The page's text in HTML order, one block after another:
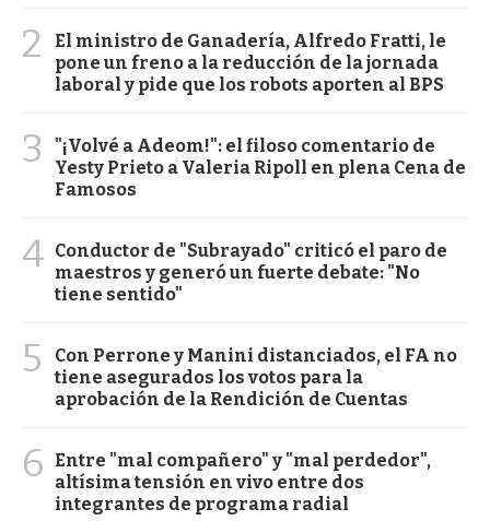
2
El ministro de Ganadería, Alfredo Fratti, le
pone un freno a la reducción de la jornada
laboral y pide que los robots aporten al BPS
3
"¡Volvé a Adeom!": el filoso comentario de
Yesty Prieto a Valeria Ripoll en plena Cena de
Famosos
4 Conductor de "Subrayado" criticó el paro de
maestros y generó un fuerte debate: "No
tiene sentido"
5
Con Perrone y Manini distanciados, el FA no
tiene asegurados los votos para la
aprobación de la Rendición de Cuentas
6
Entre "mal compañero" y "mal perdedor",
altísima tensión en vivo entre dos
integrantes de programa radial